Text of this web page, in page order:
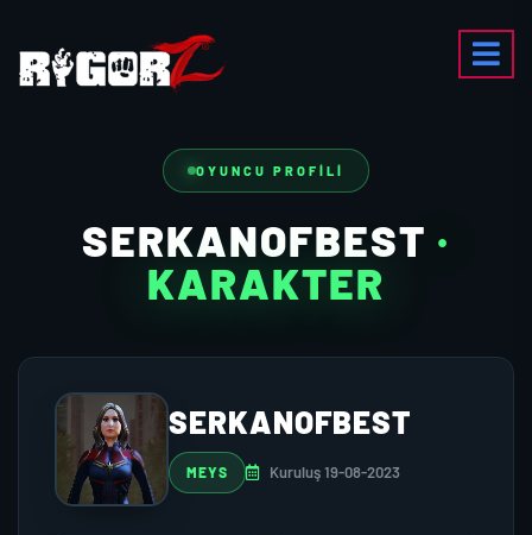
OYUNCU PROFILI
SERKANOFBEST ·
KARAKTER
SERKANOFBEST
MEYS Kuruluş 19-08-2023